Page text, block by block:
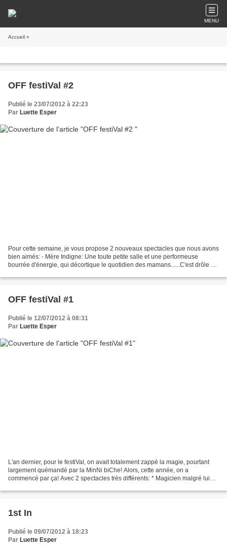
MENU
Accueil »
OFF festiVal #2
Publié le 23/07/2012 à 22:23
Par Luette Esper
Pour cette semaine, je vous propose 2 nouveaux spectacles que nous avons
bien aimés: - Mère Indigne: Une toute petite salle et une performeuse
bourrée d'énergie, qui décortique le quotidien des mamans......C'est drôle et
OFF festiVal #1
Publié le 12/07/2012 à 08:31
Par Luette Esper
L'an dernier, pour le festiVal, on avait totalement zappé la magie, pourtant
largement quémandé par la MinNi biChe! Alors, cette année, on a
commencé par ça! Avec 2 spectacles très différents: * Magicien malgré lui
1st In
Publié le 09/07/2012 à 18:23
Par Luette Esper